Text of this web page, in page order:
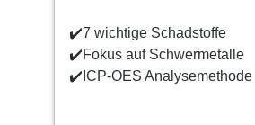
✔️7 wichtige Schadstoffe
✔️Fokus auf Schwermetalle
✔️ ICP-OES Analysemethode